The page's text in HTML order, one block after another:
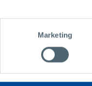
Marketing
auf eine wirtschaftliche
Unsere
und Logistik exakt